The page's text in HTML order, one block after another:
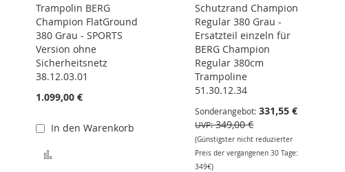
Trampolin BERG
Champion FlatGround
380 Grau - SPORTS
Version ohne
Sicherheitsnetz
38.12.03.01
1.099,00 €
In den Warenkorb
Zur Vergleichsliste hinzufügen
Schutzrand Champion
Regular 380 Grau -
Ersatzteil einzeln für
BERG Champion
Regular 380cm
Trampoline
51.30.12.34
Sonderangebot 331,55 €
UVP 349,00 €
(Günstigster nicht reduzierter
Preis der vergangenen 30 Tage:
349€)